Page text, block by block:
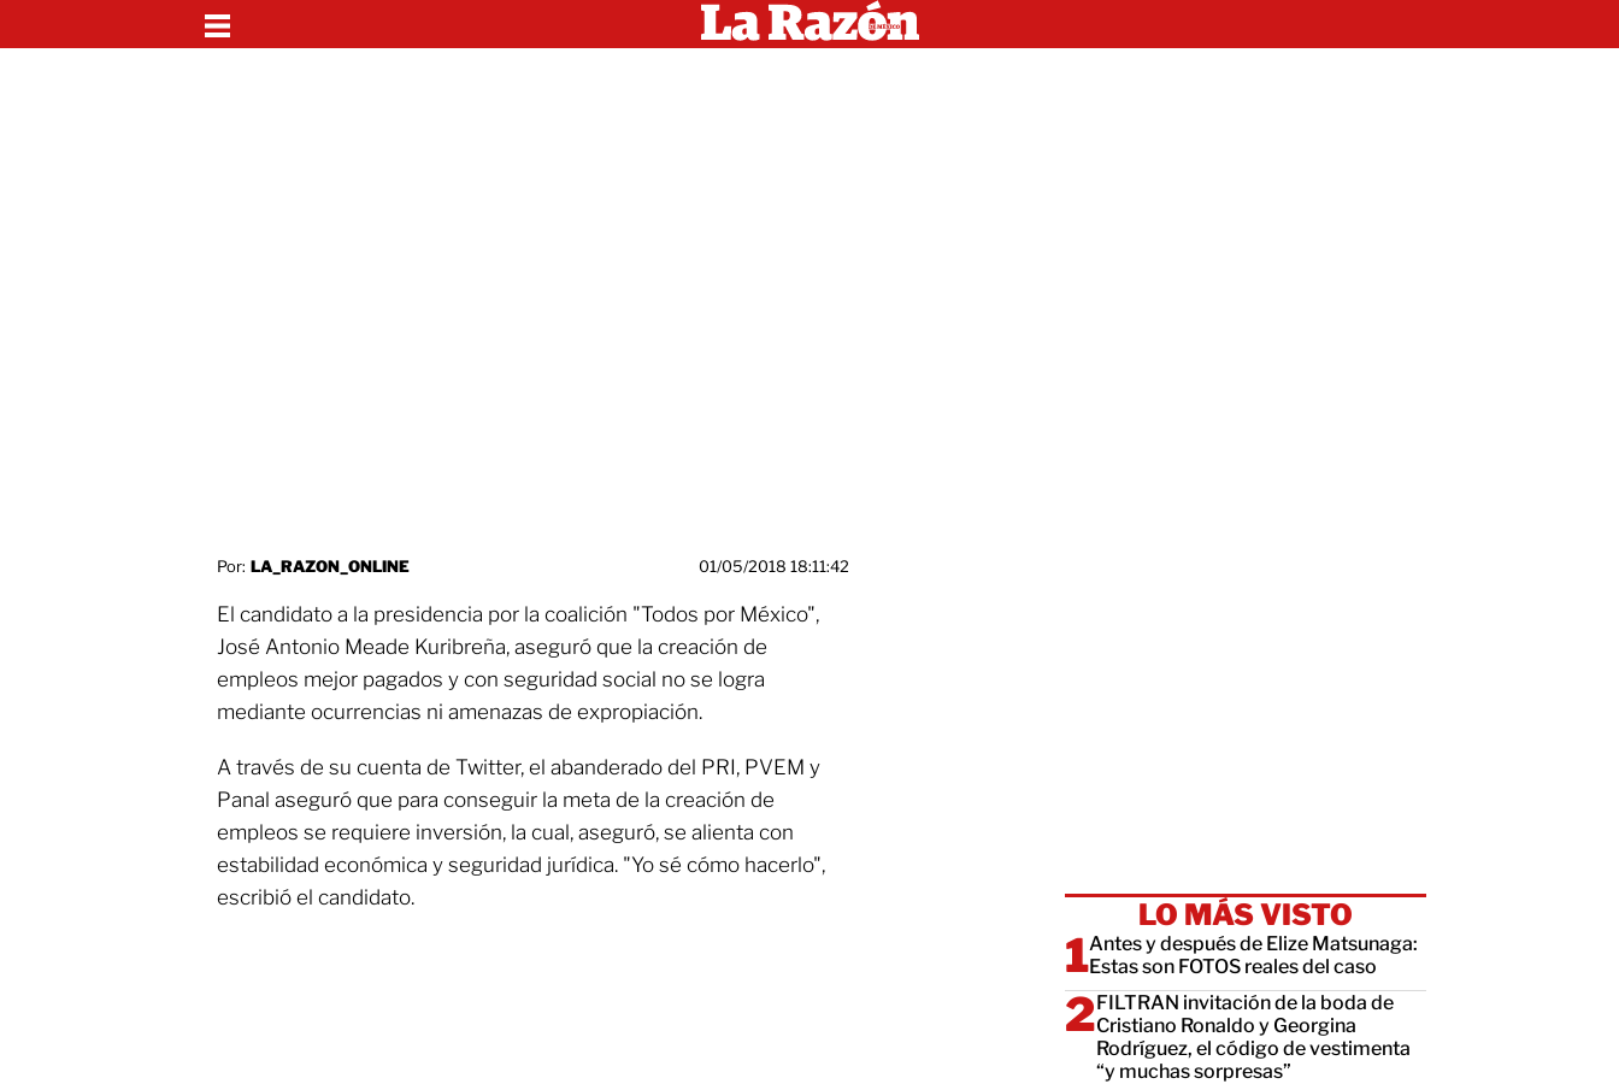
Por: LA_RAZON_ONLINE 01/05/2018 18:11:42
El candidato a la presidencia por la coalición "Todos por México",
José Antonio Meade Kuribreña, aseguró que la creación de
empleos mejor pagados y con seguridad social no se logra
mediante ocurrencias ni amenazas de expropiación.
A través de su cuenta de Twitter, el abanderado del PRI, PVEM y
Panal aseguró que para conseguir la meta de la creación de
empleos se requiere inversión, la cual, aseguró, se alienta con
estabilidad económica y seguridad jurídica. "Yo sé cómo hacerlo",
escribió el candidato.
LO MÁS VISTO
Antes y después de Elize Matsunaga:
Estas son FOTOS reales del caso
FILTRAN invitación de la boda de
Cristiano Ronaldo y Georgina
Rodríguez, el código de vestimenta
“y muchas sorpresas”